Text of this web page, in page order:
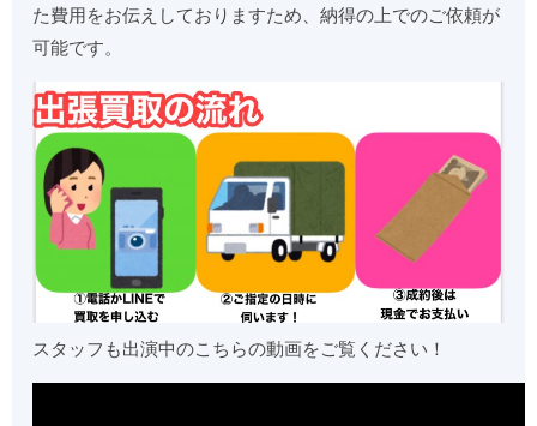
た費用をお伝えしておりますため、納得の上でのご依頼が
可能です。
スタッフも出演中のこちらの動画をご覧ください！